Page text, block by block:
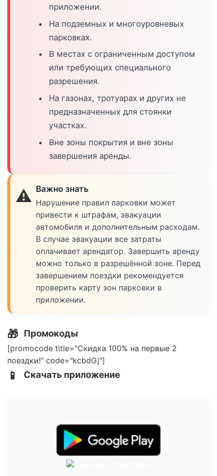
приложении.
На подземных и многоуровневых
парковках.
В местах с ограниченным доступом
или требующих специального
разрешения.
На газонах, тротуарах и других не
предназначенных для стоянки
участках.
Вне зоны покрытия и вне зоны
завершения аренды.
⚠️ Важно знать
Нарушение правил парковки может
привести к штрафам, эвакуации
автомобиля и дополнительным расходам.
В случае эвакуации все затраты
оплачивает арендатор. Завершить аренду
можно только в разрешённой зоне. Перед
завершением поездки рекомендуется
проверить карту зон парковки в
приложении.
🎁 Промокоды
[promocode title="Скидка 100% на первые 2
поездки!" code="kcbdGj"]
📱 Скачать приложение